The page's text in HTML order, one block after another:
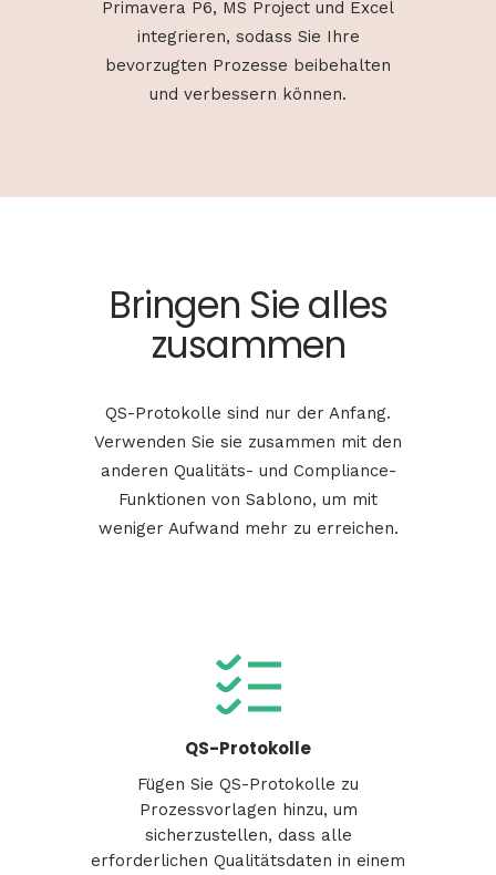
Primavera P6, MS Project und Excel
integrieren, sodass Sie Ihre
bevorzugten Prozesse beibehalten
und verbessern können.
Bringen Sie alles
zusammen
QS-Protokolle sind nur der Anfang.
Verwenden Sie sie zusammen mit den
anderen Qualitäts- und Compliance-
Funktionen von Sablono, um mit
weniger Aufwand mehr zu erreichen.
QS-Protokolle
Fügen Sie QS-Protokolle zu
Prozessvorlagen hinzu, um
sicherzustellen, dass alle
erforderlichen Qualitätsdaten in einem